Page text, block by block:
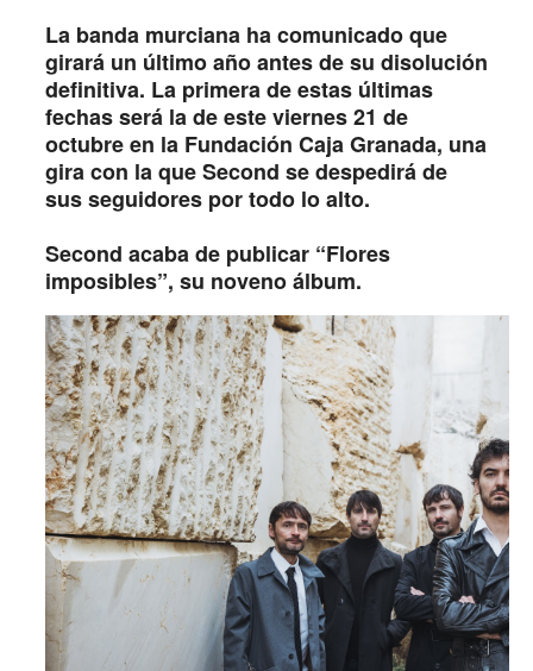
La banda murciana ha comunicado que
girará un último año antes de su disolución
definitiva. La primera de estas últimas
fechas será la de este viernes 21 de
octubre en la Fundación Caja Granada, una
gira con la que Second se despedirá de
sus seguidores por todo lo alto.
Second acaba de publicar “Flores
imposibles”, su noveno álbum.